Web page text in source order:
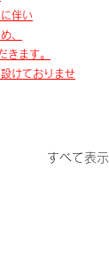
伴い
、
きます。
けておりませ
すべて表示